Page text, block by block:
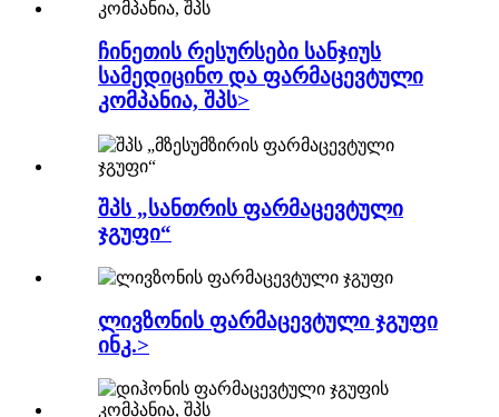
ჩინეთის რესურსები სანჯიუს
სამედიცინო და ფარმაცევტული
კომპანია, შპს>
შპს „სანთრის ფარმაცევტული
ჯგუფი“
ლივზონის ფარმაცევტული ჯგუფი
ინკ.>